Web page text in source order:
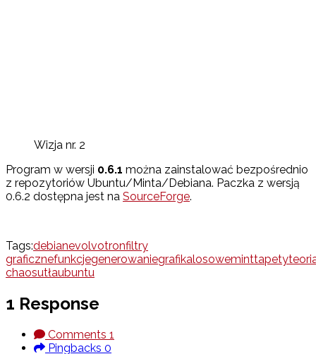
Wizja nr. 2
Program w wersji 0.6.1 można zainstalować bezpośrednio
z repozytoriów Ubuntu/Minta/Debiana. Paczka z wersją
0.6.2 dostępna jest na SourceForge.
Tags:debianevolvotronfiltry
graficznefunkcjegenerowaniegrafikalosoweminttapety
chaosutłaubuntu
1 Response
Comments 1
Pingbacks 0